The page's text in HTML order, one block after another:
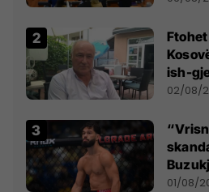
ish-
02/08/
anti-
01/08/